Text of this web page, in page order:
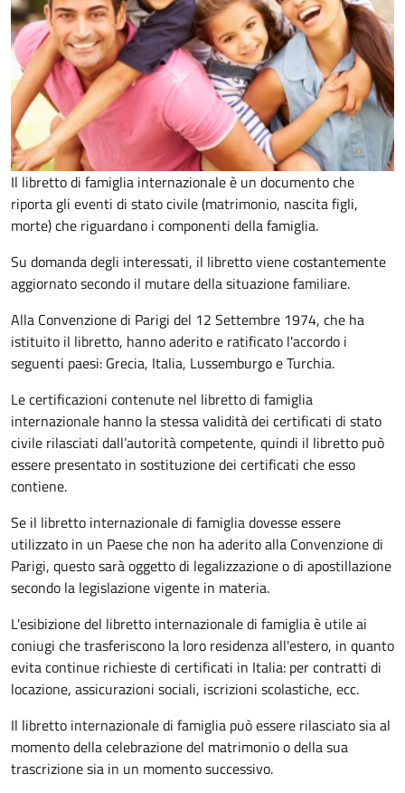
Il libretto di famiglia internazionale è un documento che
riporta gli eventi di stato civile (matrimonio, nascita figli,
morte) che riguardano i componenti della famiglia.
Su domanda degli interessati, il libretto viene costantemente
aggiornato secondo il mutare della situazione familiare.
Alla Convenzione di Parigi del 12 Settembre 1974, che ha
istituito il libretto, hanno aderito e ratificato l'accordo i
seguenti paesi: Grecia, Italia, Lussemburgo e Turchia.
Le certificazioni contenute nel libretto di famiglia
internazionale hanno la stessa validità dei certificati di stato
civile rilasciati dall’autorità competente, quindi il libretto può
essere presentato in sostituzione dei certificati che esso
contiene.
Se il libretto internazionale di famiglia dovesse essere
utilizzato in un Paese che non ha aderito alla Convenzione di
Parigi, questo sarà oggetto di legalizzazione o di apostillazione
secondo la legislazione vigente in materia.
L'esibizione del libretto internazionale di famiglia è utile ai
coniugi che trasferiscono la loro residenza all'estero, in quanto
evita continue richieste di certificati in Italia: per contratti di
locazione, assicurazioni sociali, iscrizioni scolastiche, ecc.
Il libretto internazionale di famiglia può essere rilasciato sia al
momento della celebrazione del matrimonio o della sua
trascrizione sia in un momento successivo.